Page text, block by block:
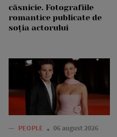
căsnicie. Fotografiile
romantice publicate de
soția actorului
— PEOPLE 06 august 2026